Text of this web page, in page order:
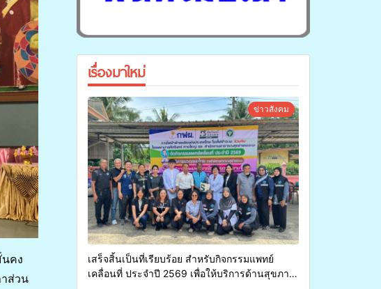
คง
ส่วน
เรื่องมาใหม่
ข่าวสังคม
เสร็จสิ้นเป็นที่เรียบร้อย สำหรับกิจกรรมแพทย์
เคลื่อนที่ ประจำปี 2569 เพื่อให้บริการด้านสุขภาพ